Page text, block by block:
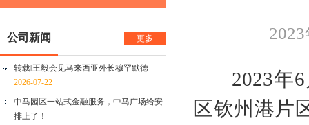
公司新闻 更多
转载‖王毅会见马来西亚外长穆罕默德
2026-07-22
中马园区一站式金融服务，中马广场给安
排上了！
2023年6
区钦州港片